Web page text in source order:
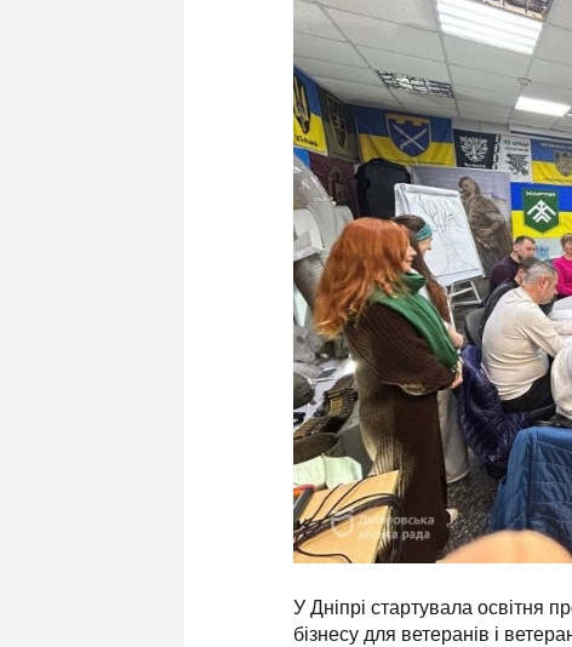
У Дніпрі стартувала освітня
бізнесу для ветеранів і